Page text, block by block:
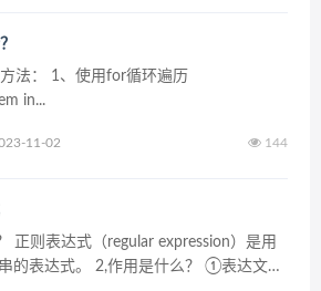
法： 1、使用for循环遍历
in...
11-02 144
正则表达式（regular expression）是用
的表达式。 2,作用是什么？ ①表达文本